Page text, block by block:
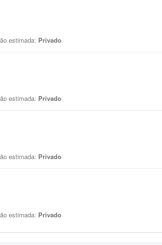
estimada: Privado
estimada: Privado
estimada: Privado
estimada: Privado